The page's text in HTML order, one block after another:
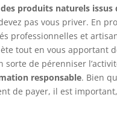
des produits naturels issus
pas vous priver. En
professionnelles et
tout en vous apportant
sorte de pérenniser
responsable. Bien
de payer, il est